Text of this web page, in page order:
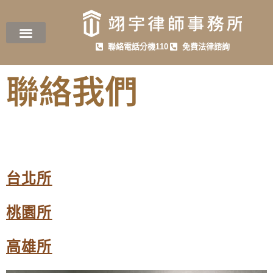
聯絡電話分機110 免費法律諮詢
聯絡我們
台北所
桃園所
高雄所